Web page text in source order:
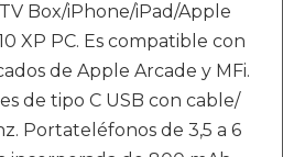
Box/iPhone/iPad/Apple
XP PC. Es compatible con
de Apple Arcade y MFi.
de tipo C USB con cable/
Portateléfonos de 3,5 a 6